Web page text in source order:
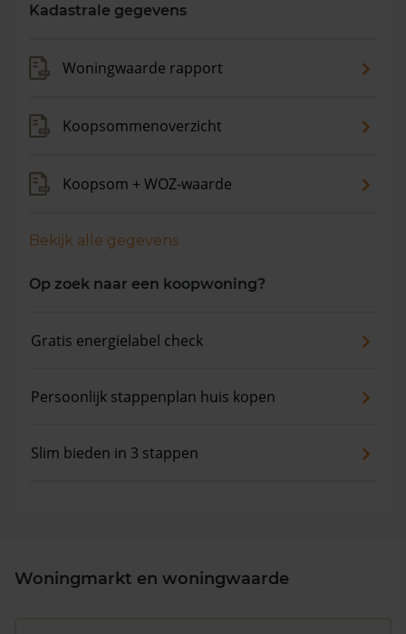
Kadastrale gegevens
Woningwaarde rapport
Koopsommenoverzicht
Koopsom + WOZ-waarde
Bekijk alle gegevens
Op zoek naar een koopwoning?
Gratis energielabel check
Persoonlijk stappenplan huis kopen
Slim bieden in 3 stappen
Woningmarkt en woningwaarde